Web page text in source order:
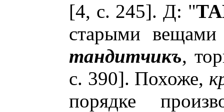
[4, с. 245]. Д: "
старыми
тандитчикъ,
с. 390]. Похоже,
порядке